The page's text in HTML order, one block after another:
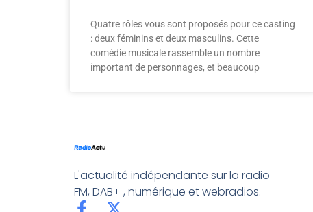
Quatre rôles vous sont proposés pour ce casting
: deux féminins et deux masculins. Cette
comédie musicale rassemble un nombre
important de personnages, et beaucoup
L'actualité indépendante sur la radio
FM, DAB+ , numérique et webradios.